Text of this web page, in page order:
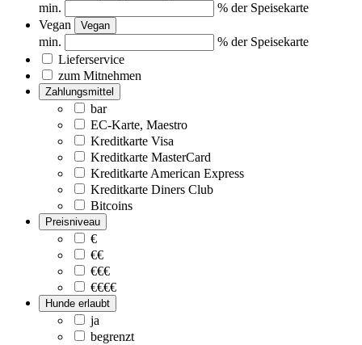
min.
% der Speisekarte
Vegan
Vegan
min.
% der Speisekarte
Lieferservice
zum Mitnehmen
Zahlungsmittel
bar
EC-Karte, Maestro
Kreditkarte Visa
Kreditkarte MasterCard
Kreditkarte American Express
Kreditkarte Diners Club
Bitcoins
Preisniveau
€
€€
€€€
€€€€
Hunde erlaubt
ja
begrenzt